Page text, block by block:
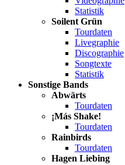
Statistik
Soilent Grün
Tourdaten
Livegraphie
Discographie
Songtexte
Statistik
Sonstige Bands
Abwärts
Tourdaten
¡Más Shake!
Tourdaten
Rainbirds
Tourdaten
Hagen Liebing